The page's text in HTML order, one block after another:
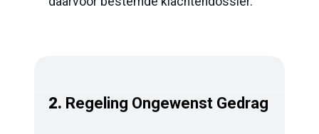
2. Regeling Ongewenst Gedrag